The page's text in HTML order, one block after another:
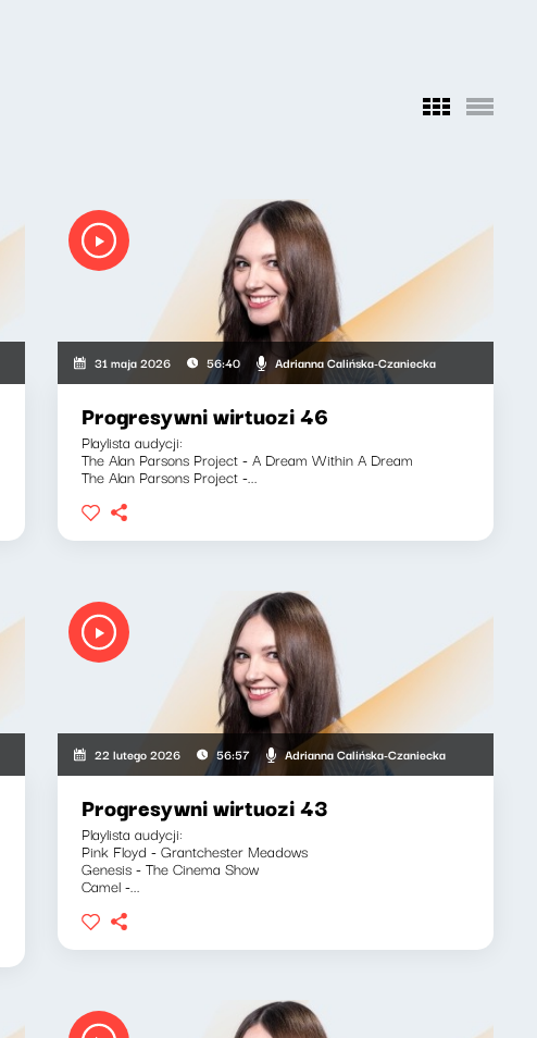
31 maja 2026 56:40 Adrianna Calińska-Czaniecka
Progresywni wirtuozi 46
Playlista audycji:
The Alan Parsons Project - A Dream Within A Dream
The Alan Parsons Project -...
22 lutego 2026 56:57 Adrianna Calińska-Czaniecka
Progresywni wirtuozi 43
Playlista audycji:
Pink Floyd - Grantchester Meadows
Genesis - The Cinema Show
Camel -...